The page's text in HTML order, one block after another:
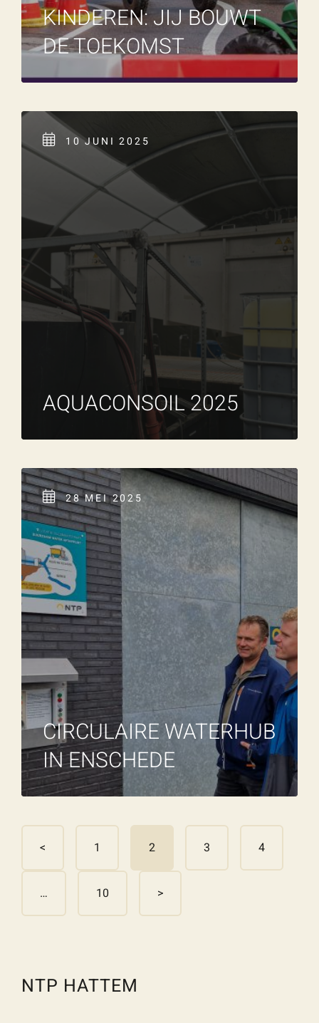
KINDEREN: JIJ BOUWT
DE TOEKOMST
10 JUNI 2025
AQUACONSOIL 2025
28 MEI 2025
CIRCULAIRE WATERHUB
IN ENSCHEDE
< 1 2 3 4
… 10 >
NTP HATTEM